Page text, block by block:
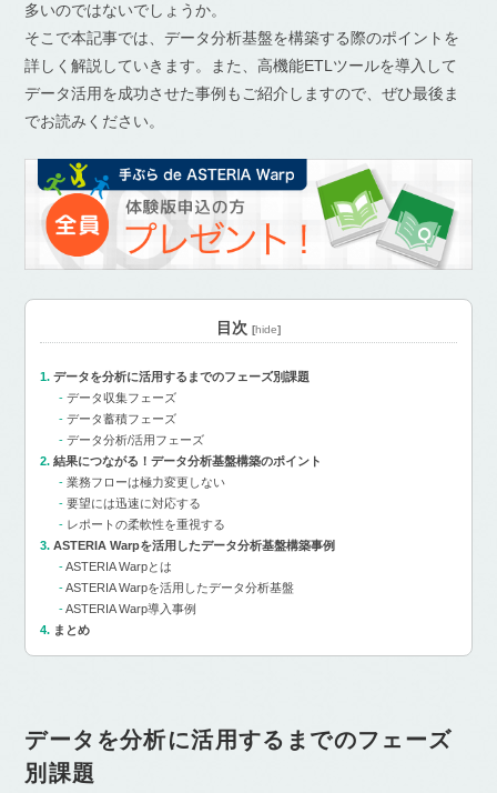
多いのではないでしょうか。
そこで本記事では、データ分析基盤を構築する際のポイントを
詳しく解説していきます。また、高機能ETLツールを導入して
データ活用を成功させた事例もご紹介しますので、ぜひ最後ま
でお読みください。
目次 [hide]
データを分析に活用するまでのフェーズ別課題
データ収集フェーズ
データ蓄積フェーズ
データ分析/活用フェーズ
結果につながる！データ分析基盤構築のポイント
業務フローは極力変更しない
要望には迅速に対応する
レポートの柔軟性を重視する
ASTERIA Warpを活用したデータ分析基盤構築事例
ASTERIA Warpとは
ASTERIA Warpを活用したデータ分析基盤
ASTERIA Warp導入事例
まとめ
データを分析に活用するまでのフェーズ
別課題